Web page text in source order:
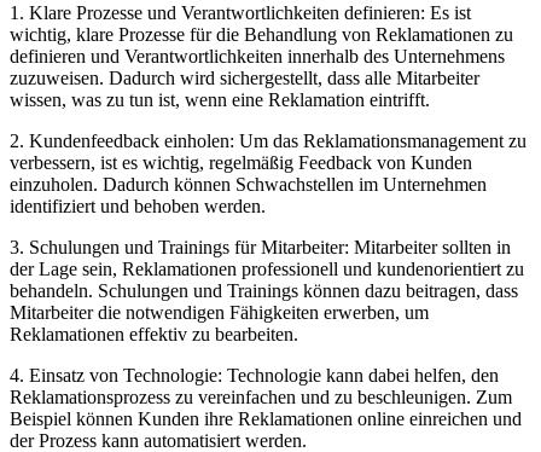
1. Klare Prozesse und Verantwortlichkeiten definieren: Es ist
wichtig, klare Prozesse für die Behandlung von Reklamationen zu
definieren und Verantwortlichkeiten innerhalb des Unternehmens
zuzuweisen. Dadurch wird sichergestellt, dass alle Mitarbeiter
wissen, was zu tun ist, wenn eine Reklamation eintrifft.
2. Kundenfeedback einholen: Um das Reklamationsmanagement zu
verbessern, ist es wichtig, regelmäßig Feedback von Kunden
einzuholen. Dadurch können Schwachstellen im Unternehmen
identifiziert und behoben werden.
3. Schulungen und Trainings für Mitarbeiter: Mitarbeiter sollten in
der Lage sein, Reklamationen professionell und kundenorientiert zu
behandeln. Schulungen und Trainings können dazu beitragen, dass
Mitarbeiter die notwendigen Fähigkeiten erwerben, um
Reklamationen effektiv zu bearbeiten.
4. Einsatz von Technologie: Technologie kann dabei helfen, den
Reklamationsprozess zu vereinfachen und zu beschleunigen. Zum
Beispiel können Kunden ihre Reklamationen online einreichen und
der Prozess kann automatisiert werden.